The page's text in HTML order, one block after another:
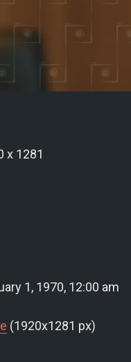
x 1281
1, 1970, 12:00 am
(1920x1281 px)